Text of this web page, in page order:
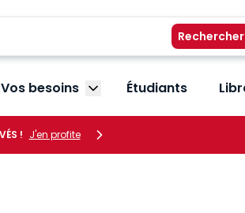
le sous-menu Vos métiers
Vos besoins Afficher le sous-menu
Étudiants
! J'en profite